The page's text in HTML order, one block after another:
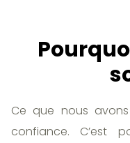
Ce que nous
confiance. C’est